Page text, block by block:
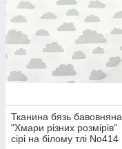
Тканина бязь бавовняна
"Хмари різних розмірів"
сірі на білому тлі No414